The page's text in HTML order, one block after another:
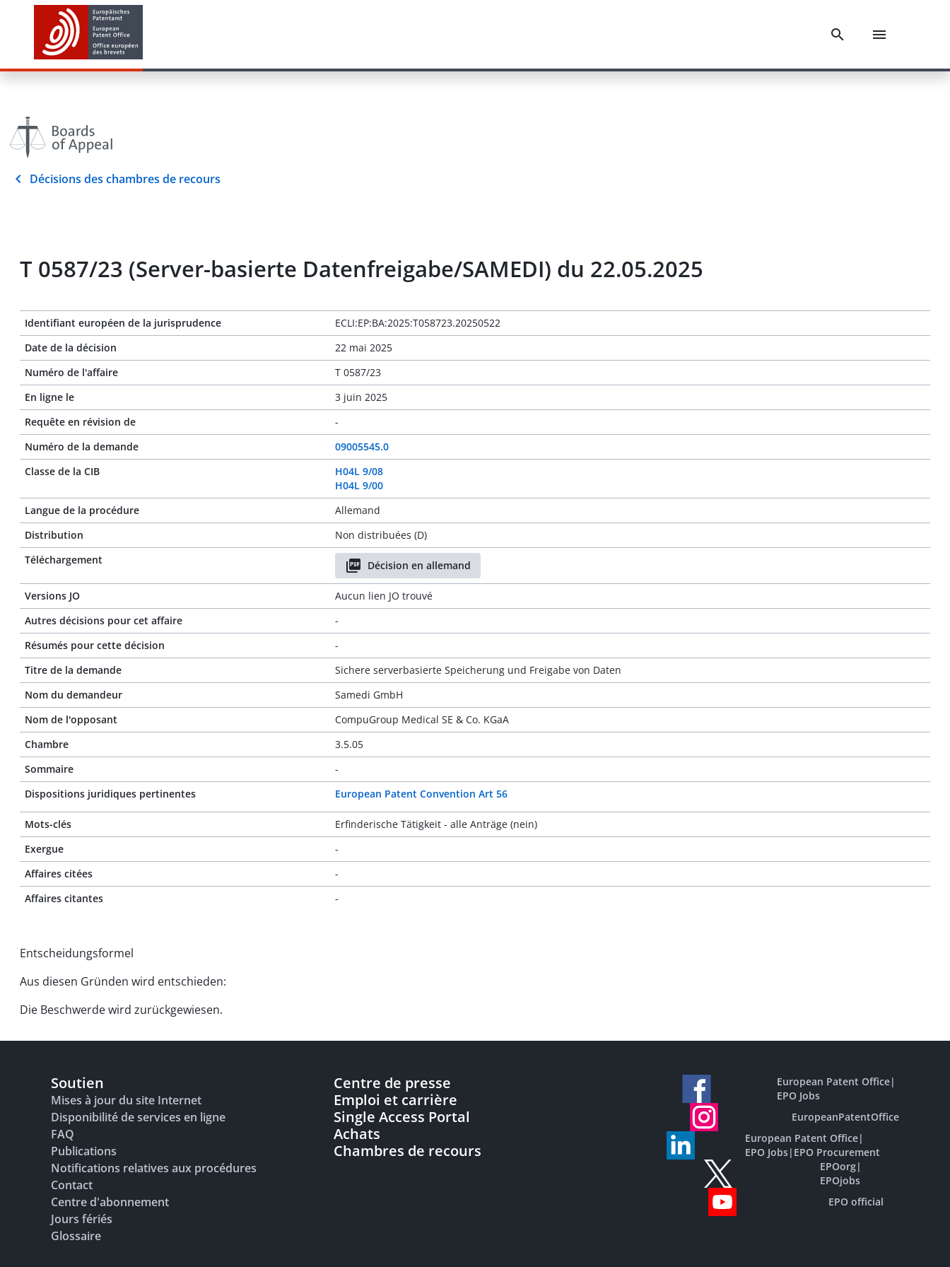
Décisions des chambres de recours
T 0587/23 (Server-basierte Datenfreigabe/SAMEDI) du 22.05.2025
Identifiant européen de la jurisprudence
ECLI:EP:BA:2025:T058723.20250522
Date de la décision
22 mai 2025
Numéro de l'affaire
T 0587/23
En ligne le
3 juin 2025
Requête en révision de
-
Numéro de la demande
09005545.0
Classe de la CIB
H04L 9/08
H04L 9/00
Langue de la procédure
Allemand
Distribution
Non distribuées (D)
Téléchargement
Décision en allemand
Versions JO
Aucun lien JO trouvé
Autres décisions pour cet affaire
-
Résumés pour cette décision
-
Titre de la demande
Sichere serverbasierte Speicherung und Freigabe von Daten
Nom du demandeur
Samedi GmbH
Nom de l'opposant
CompuGroup Medical SE & Co. KGaA
Chambre
3.5.05
Sommaire
-
Dispositions juridiques pertinentes
European Patent Convention Art 56
Mots-clés
Erfinderische Tätigkeit - alle Anträge (nein)
Exergue
-
Affaires citées
-
Affaires citantes
-
Entscheidungsformel
Aus diesen Gründen wird entschieden:
Die Beschwerde wird zurückgewiesen.
Soutien
Mises à jour du site Internet
Disponibilité de services en ligne
FAQ
Publications
Notifications relatives aux procédures
Contact
Centre d'abonnement
Jours fériés
Glossaire
Centre de presse
Emploi et carrière
Single Access Portal
Achats
Chambres de recours
European Patent Office|
EPO Jobs
EuropeanPatentOffice
European Patent Office|
EPO Jobs| EPO Procurement
EPOorg|
EPOjobs
EPO official